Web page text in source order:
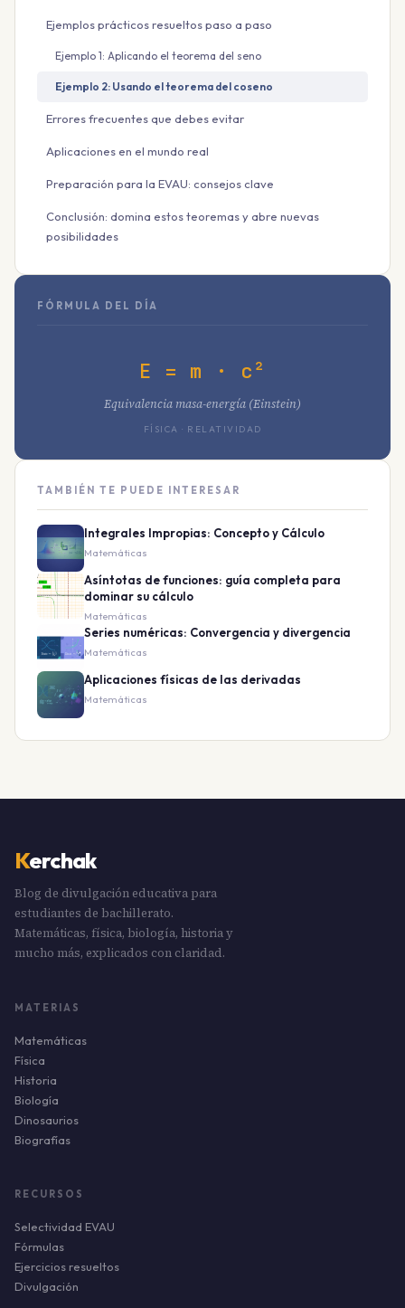
Ejemplos prácticos resueltos paso a paso
Ejemplo 1: Aplicando el teorema del seno
Ejemplo 2: Usando el teorema del coseno
Errores frecuentes que debes evitar
Aplicaciones en el mundo real
Preparación para la EVAU: consejos clave
Conclusión: domina estos teoremas y abre nuevas
posibilidades
FÓRMULA DEL DÍA
E = m · c²
Equivalencia masa-energía (Einstein)
FÍSICA · RELATIVIDAD
TAMBIÉN TE PUEDE INTERESAR
Integrales Impropias: Concepto y Cálculo
Matemáticas
Asíntotas de funciones: guía completa para
dominar su cálculo
Matemáticas
Series numéricas: Convergencia y divergencia
Matemáticas
Aplicaciones físicas de las derivadas
Matemáticas
Kerchak
Blog de divulgación educativa para
estudiantes de bachillerato.
Matemáticas, física, biología, historia y
mucho más, explicados con claridad.
MATERIAS
Matemáticas
Física
Historia
Biología
Dinosaurios
Biografías
RECURSOS
Selectividad EVAU
Fórmulas
Ejercicios resueltos
Divulgación